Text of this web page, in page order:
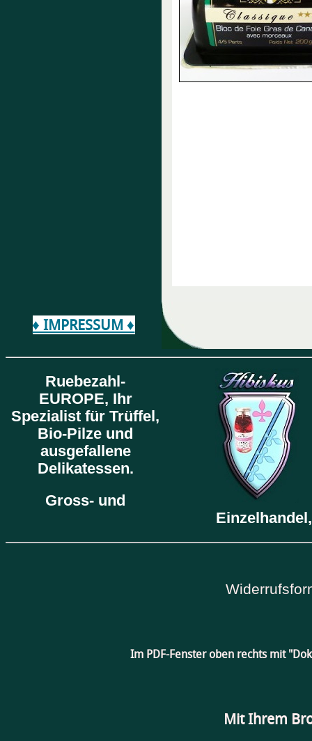
♦ IMPRESSUM ♦
Ruebezahl-
EUROPE, Ihr
Spezialist für Trüffel,
Bio-Pilze und
ausgefallene
Delikatessen.
Gross- und
Im PDF-Fenster oben rechts mit
Mit Ihrem